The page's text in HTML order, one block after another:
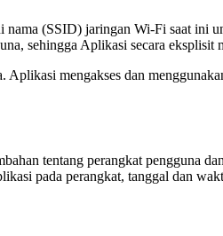
(SSID) jaringan Wi-Fi saat ini
sehingga Aplikasi secara eksplisit
mengakses dan
tentang perangkat pengguna
pada perangkat, tanggal dan